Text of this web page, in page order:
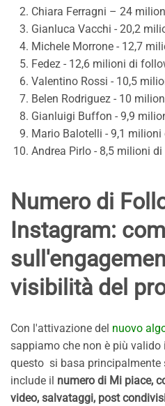
Chiara Ferragni – 24
Gianluca Vacchi - 20,2
Michele Morrone - 12,7
Fedez - 12,6 milioni di
Valentino Rossi - 10,5
Belen Rodriguez - 10
Gianluigi Buffon - 9,9
Mario Balotelli - 9,1
Andrea Pirlo - 8,5 milioni
Numero di
Instagram:
visibilità del
Con l'attivazione del nuovo
sappiamo che non è più
questo si basa principalmente
include il numero di Mi piace,
video, salvataggi, post